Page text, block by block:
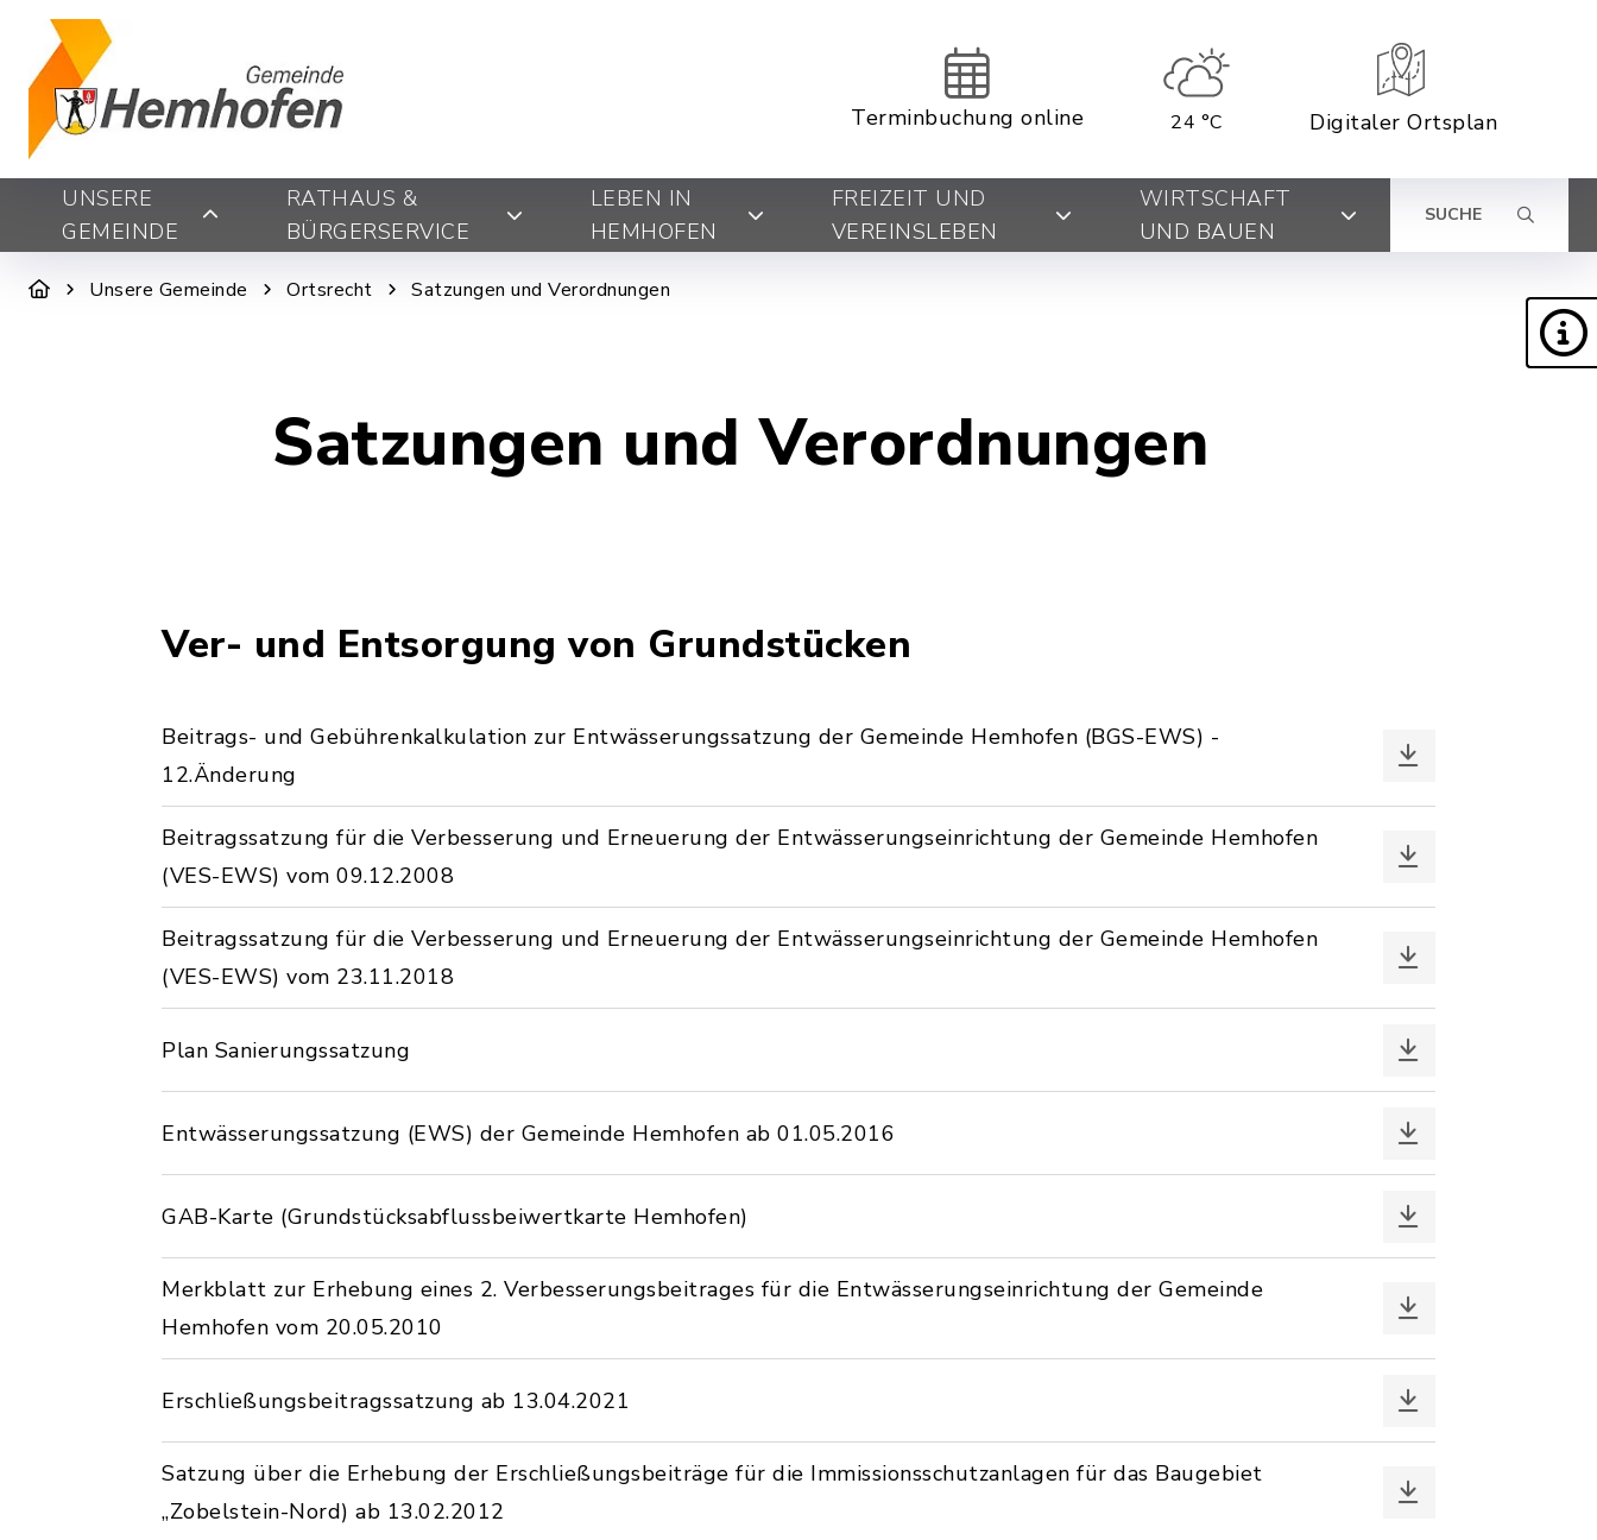
Terminbuchung online 24 °C Digitaler Ortsplan
UNSERE
GEMEINDE
RATHAUS &
BÜRGERSERVICE
LEBEN IN
HEMHOFEN
FREIZEIT UND
VEREINSLEBEN
WIRTSCHAFT
UND BAUEN
SUCHE
Unsere Gemeinde Ortsrecht Satzungen und Verordnungen
Satzungen und Verordnungen
Ver- und Entsorgung von Grundstücken
Beitrags- und Gebührenkalkulation zur Entwässerungssatzung der Gemeinde Hemhofen (BGS-EWS) -
12.Änderung
Beitragssatzung für die Verbesserung und Erneuerung der Entwässerungseinrichtung der Gemeinde Hemhofen
(VES-EWS) vom 09.12.2008
Beitragssatzung für die Verbesserung und Erneuerung der Entwässerungseinrichtung der Gemeinde Hemhofen
(VES-EWS) vom 23.11.2018
Plan Sanierungssatzung
Entwässerungssatzung (EWS) der Gemeinde Hemhofen ab 01.05.2016
GAB-Karte (Grundstücksabflussbeiwertkarte Hemhofen)
Merkblatt zur Erhebung eines 2. Verbesserungsbeitrages für die Entwässerungseinrichtung der Gemeinde
Hemhofen vom 20.05.2010
Erschließungsbeitragssatzung ab 13.04.2021
Satzung über die Erhebung der Erschließungsbeiträge für die Immissionsschutzanlagen für das Baugebiet
„Zobelstein-Nord) ab 13.02.2012